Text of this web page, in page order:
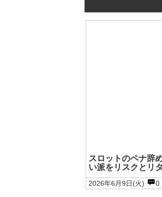
スロットのペナ辞
い派をリスクとリ
2026年6月9日(火) 0